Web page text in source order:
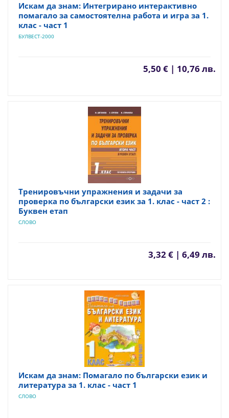
Искам да знам: Интегрирано интерактивно
помагало за самостоятелна работа и игра за 1.
клас - част 1
БУЛВЕСТ-2000
5,50 € | 10,76 лв.
Тренировъчни упражнения и задачи за
проверка по български език за 1. клас - част 2 :
Буквен етап
СЛОВО
3,32 € | 6,49 лв.
Искам да знам: Помагало по български език и
литература за 1. клас - част 1
СЛОВО